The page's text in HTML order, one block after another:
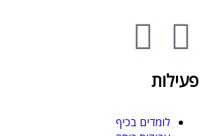
פעילות
לומדים בכיף